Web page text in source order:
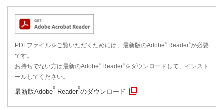
PDFファイルをご覧いただくためには、最新版のAdobe®Reader®が必要
です。
お持ちでない方は最新のAdobe®Reader®をダウンロードして、インスト
ールしてください。
最新版Adobe
®
Reader
®
のダウンロード